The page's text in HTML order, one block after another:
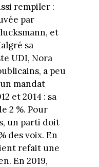
rempiler :
par
et
sa
UDI, Nora
a peu
mandat
et 2014 : sa
2 %. Pour
un parti doit
des voix. En
refait une
En 2019,